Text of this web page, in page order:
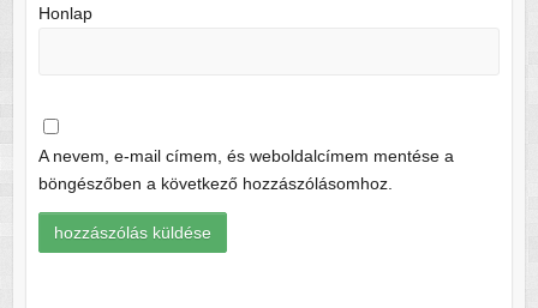
Honlap
A nevem, e-mail címem, és weboldalcímem mentése a
böngészőben a következő hozzászólásomhoz.